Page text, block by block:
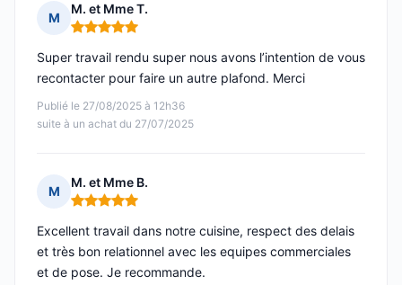
M
M. et Mme T.
Note : 5 sur 5
Publié le 27/08/2025 à 12h36
suite à un achat du 27/07/2025
Super travail rendu super nous avons l’intention de vous
recontacter pour faire un autre plafond. Merci
M
M. et Mme B.
Note : 5 sur 5
Excellent travail dans notre cuisine, respect des delais
et très bon relationnel avec les equipes commerciales
et de pose. Je recommande.